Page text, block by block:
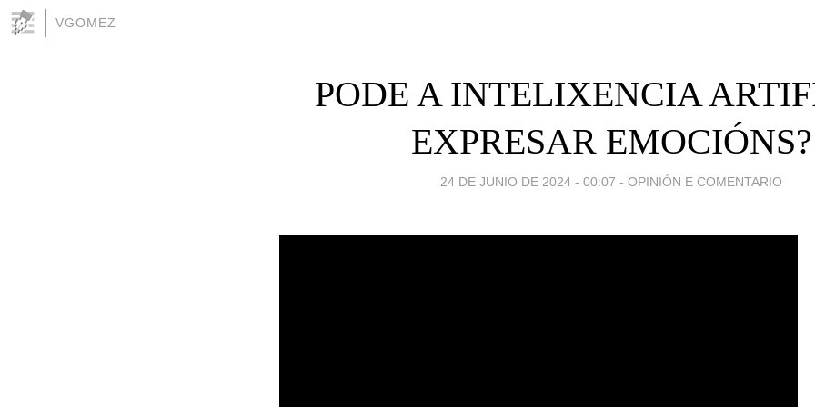
VGOMEZ
PODE A INTELIXENCIA
EXPRESAR EMOCIÓNS?
24 DE JUNIO DE 2024 - 00:07 - OPINIÓN E COMENTARIO